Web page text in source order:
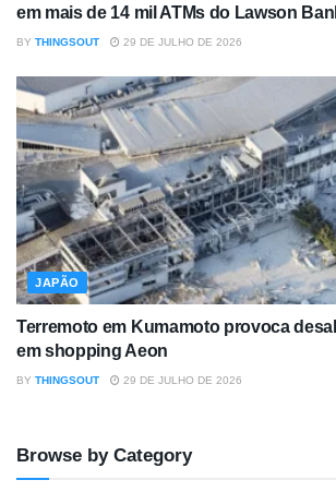
em mais de 14 mil ATMs do Lawson
BY THINGSOUT 29 DE JULHO DE 2026
JAPÃO
Terremoto em Kumamoto provoca
em shopping Aeon
BY THINGSOUT 29 DE JULHO DE 2026
Browse by Category